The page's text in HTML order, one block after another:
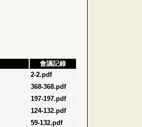
會議記錄
2-2.pdf
368-368.pdf
197-197.pdf
124-132.pdf
59-132.pdf